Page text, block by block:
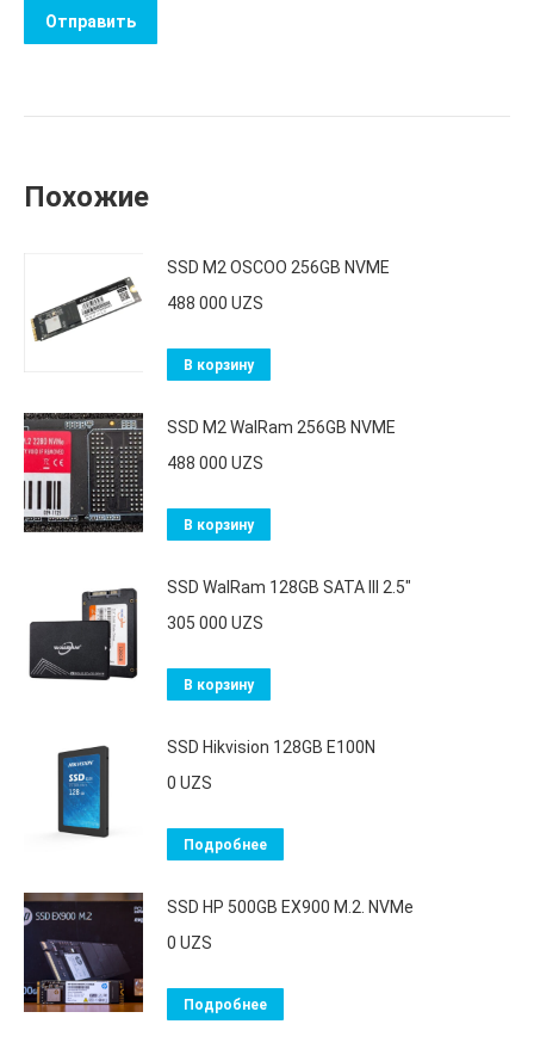
Похожие
SSD M2 OSCOO 256GB NVME
488 000 UZS
В корзину
SSD M2 WalRam 256GB NVME
488 000 UZS
В корзину
SSD WalRam 128GB SATA III 2.5"
305 000 UZS
В корзину
SSD Hikvision 128GB E100N
0 UZS
Подробнее
SSD HP 500GB EX900 M.2. NVMe
0 UZS
Подробнее